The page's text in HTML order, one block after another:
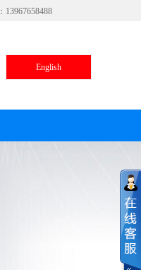
13967658488
English